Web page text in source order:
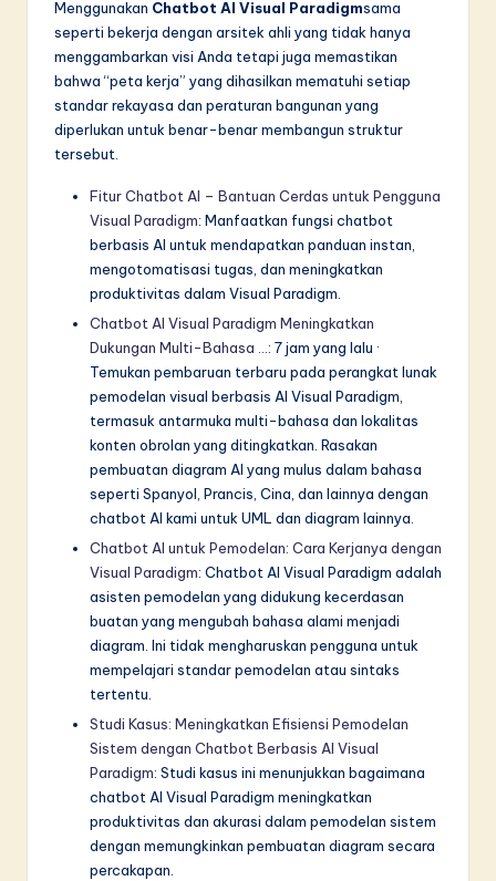
Menggunakan Chatbot AI Visual Paradigmsama
seperti bekerja dengan arsitek ahli yang tidak hanya
menggambarkan visi Anda tetapi juga memastikan
bahwa “peta kerja” yang dihasilkan mematuhi setiap
standar rekayasa dan peraturan bangunan yang
diperlukan untuk benar-benar membangun struktur
tersebut.
Fitur Chatbot AI – Bantuan Cerdas untuk Pengguna
Visual Paradigm: Manfaatkan fungsi chatbot
berbasis AI untuk mendapatkan panduan instan,
mengotomatisasi tugas, dan meningkatkan
produktivitas dalam Visual Paradigm.
Chatbot AI Visual Paradigm Meningkatkan
Dukungan Multi-Bahasa …: 7 jam yang lalu ·
Temukan pembaruan terbaru pada perangkat lunak
pemodelan visual berbasis AI Visual Paradigm,
termasuk antarmuka multi-bahasa dan lokalitas
konten obrolan yang ditingkatkan. Rasakan
pembuatan diagram AI yang mulus dalam bahasa
seperti Spanyol, Prancis, Cina, dan lainnya dengan
chatbot AI kami untuk UML dan diagram lainnya.
Chatbot AI untuk Pemodelan: Cara Kerjanya dengan
Visual Paradigm: Chatbot AI Visual Paradigm adalah
asisten pemodelan yang didukung kecerdasan
buatan yang mengubah bahasa alami menjadi
diagram. Ini tidak mengharuskan pengguna untuk
mempelajari standar pemodelan atau sintaks
tertentu.
Studi Kasus: Meningkatkan Efisiensi Pemodelan
Sistem dengan Chatbot Berbasis AI Visual
Paradigm: Studi kasus ini menunjukkan bagaimana
chatbot AI Visual Paradigm meningkatkan
produktivitas dan akurasi dalam pemodelan sistem
dengan memungkinkan pembuatan diagram secara
percakapan.